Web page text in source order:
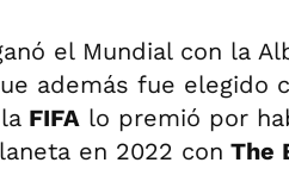
el Mundial con la
además fue elegido
FIFA lo premió por
en 2022 con The